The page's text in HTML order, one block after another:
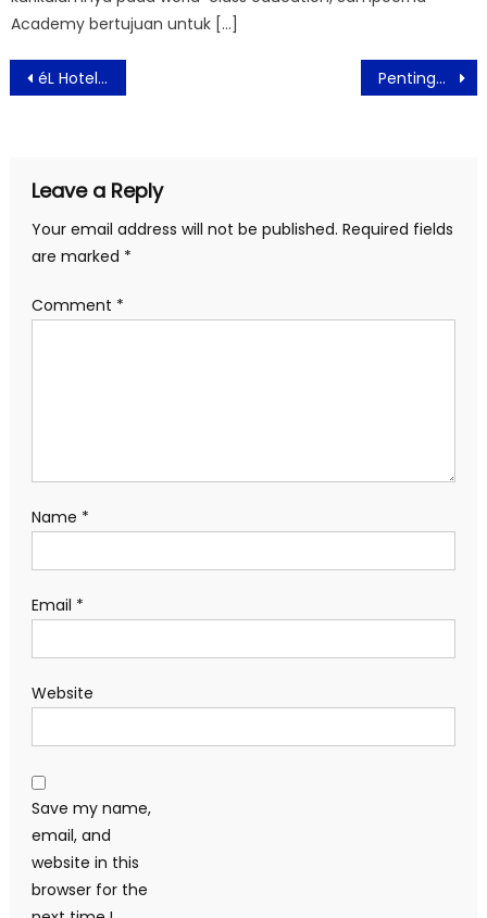
Academy bertujuan untuk […]
Post
navigation
éL Hotel Jakarta Kelapa Gading Ikut Serta Jakarta Mega Wedding Festival 2023 Pentingnya Mengasah Kemampuan Digital Marketing Bagi UMKM
Leave a Reply
Your email address will not be published. Required fields
are marked *
Comment *
Name *
Email *
Website
Save my name,
email, and
website in this
browser for the